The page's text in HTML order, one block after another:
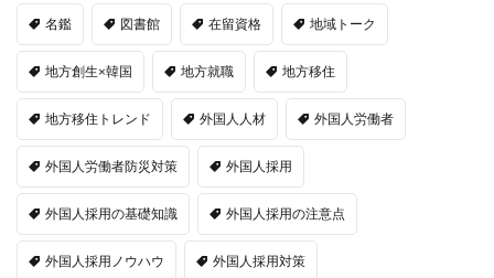
名鑑 図書館 在留資格 地域トーク
地方創生×韓国 地方就職 地方移住
地方移住トレンド 外国人人材 外国人労働者
外国人労働者防災対策 外国人採用
外国人採用の基礎知識 外国人採用の注意点
外国人採用ノウハウ 外国人採用対策